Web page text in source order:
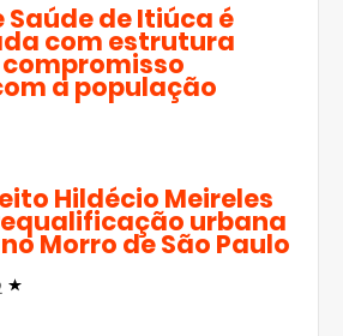
Saúde de Itiúca é
com estrutura
a população
Hildécio Meireles
urbana
Morro de São Paulo